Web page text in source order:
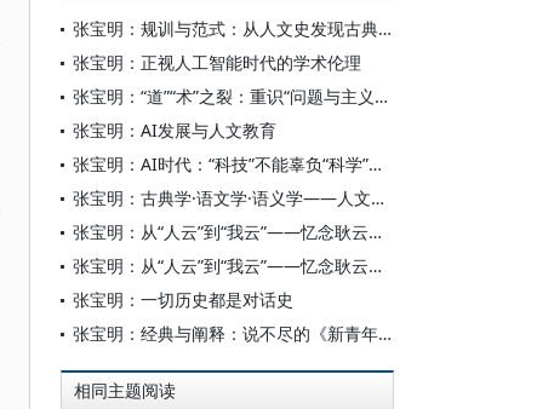
张宝明：规训与范式：从人文史发现古典学
张宝明：正视人工智能时代的学术伦理
张宝明：“道”“术”之裂：重识“问题与主义之争”
张宝明：AI发展与人文教育
张宝明：AI时代：“科技”不能辜负“科学”——一个人文史的视角
张宝明：古典学·语文学·语义学——人文史视阈中的学科建构
张宝明：从“人云”到“我云”——忆念耿云志先生
张宝明：从“人云”到“我云”——忆念耿云志先生
张宝明：一切历史都是对话史
张宝明：经典与阐释：说不尽的《新青年》
相同主题阅读